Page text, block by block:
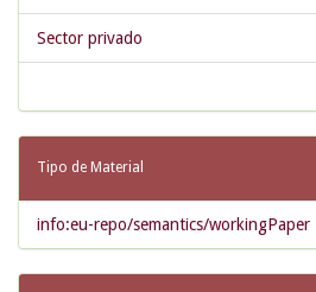
Sector privado
Tipo de Material
info:eu-repo/semantics/workingPaper